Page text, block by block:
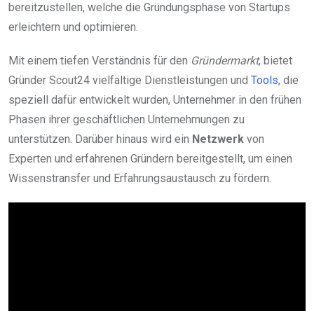
bereitzustellen, welche die Gründungsphase von Startups
erleichtern und optimieren.
Mit einem tiefen Verständnis für den Gründermarkt, bietet
Gründer Scout24 vielfältige Dienstleistungen und Tools, die
speziell dafür entwickelt wurden, Unternehmer in den frühen
Phasen ihrer geschäftlichen Unternehmungen zu
unterstützen. Darüber hinaus wird ein Netzwerk von
Experten und erfahrenen Gründern bereitgestellt, um einen
Wissenstransfer und Erfahrungsaustausch zu fördern.